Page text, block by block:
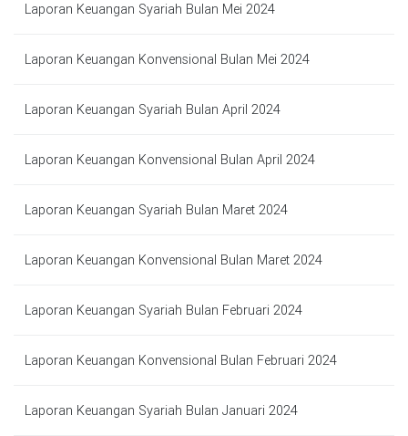
Laporan Keuangan Syariah Bulan Mei 2024
Laporan Keuangan Konvensional Bulan Mei 2024
Laporan Keuangan Syariah Bulan April 2024
Laporan Keuangan Konvensional Bulan April 2024
Laporan Keuangan Syariah Bulan Maret 2024
Laporan Keuangan Konvensional Bulan Maret 2024
Laporan Keuangan Syariah Bulan Februari 2024
Laporan Keuangan Konvensional Bulan Februari 2024
Laporan Keuangan Syariah Bulan Januari 2024